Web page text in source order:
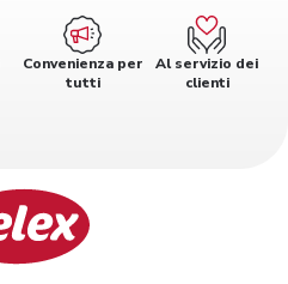
Convenienza per
tutti
Al servizio dei
clienti